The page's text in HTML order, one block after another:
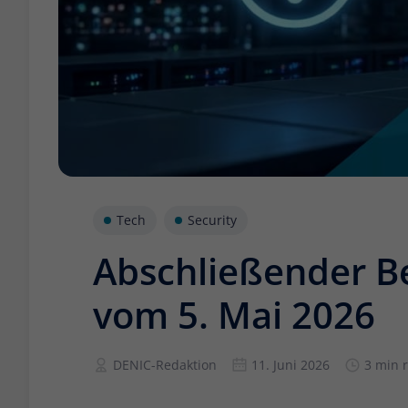
Tech Security
Abschließender
vom 5. Mai 2026
DENIC-Redaktion 11. Juni 2026 3 min